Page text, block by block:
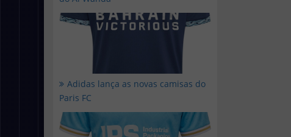
Adidas lança as novas camisas do
Paris FC